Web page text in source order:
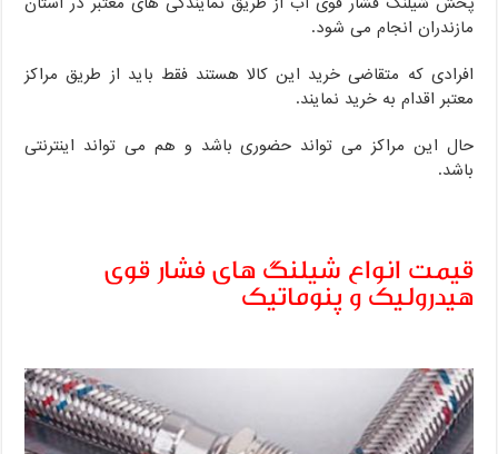
مازندران انجام می شود.
افرادی که متقاضی خرید این کالا هستند فقط باید از طریق مراکز
معتبر اقدام به خرید نمایند.
حال این مراکز می تواند حضوری باشد و هم می تواند اینترنتی
باشد.
قیمت انواع شیلنگ های فشار قوی
هیدرولیک و پنوماتیک